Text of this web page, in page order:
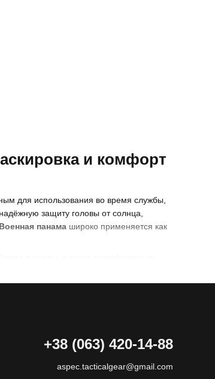
и комфорт
для использования во время службы,
защиту головы от солнца,
Военная панама широко применяется как
+38 (063) 420-14-88
aspec.tacticalgear@gmail.com